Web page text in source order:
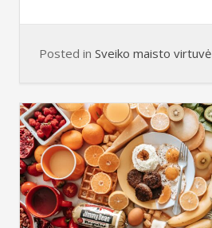
Posted in Sveiko maisto virtuvė